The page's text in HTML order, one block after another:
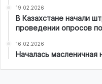
19.02.2026
В Казахстане начали
проведении опросов
16.02.2026
Началась масленичная